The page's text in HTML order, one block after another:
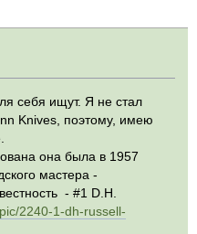
себя ищут. Я не стал
Knives, поэтому, имею
она была в 1957
мастера -
- #1 D.H.
2240-1-dh-russell-